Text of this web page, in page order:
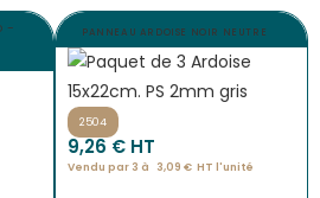
– PANNEAU ARDOISE NOIR NEUTRE
2504
9,26 € HT
Vendu par 3 à 3,09 € HT l'unité